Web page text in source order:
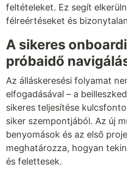
feltételeket. Ez segít
félreértéseket és
A sikeres
próbaidő
Az álláskeresési folyamat
elfogadásával – a
sikeres teljesítése
siker szempontjából. Az új
benyomások és az első
meghatározza, hogyan
és felettesek.